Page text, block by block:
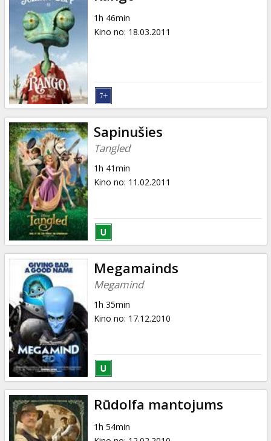
1h 46min
Kino no: 18.03.2011
Sapinušies
Tangled
1h 41min
Kino no: 11.02.2011
Megamainds
Megamind
1h 35min
Kino no: 17.12.2010
Rūdolfa mantojums
1h 54min